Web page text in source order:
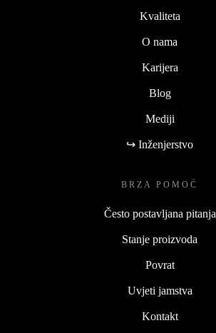
Kvaliteta
O nama
Karijera
Blog
Mediji
↪ Inženjerstvo
BRZA POMOĆ
Često postavljana pitanja
Stanje proizvoda
Povrat
Uvjeti jamstva
Kontakt